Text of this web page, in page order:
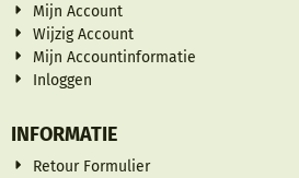
Mijn Account
Wijzig Account
Mijn Accountinformatie
Inloggen
INFORMATIE
Retour Formulier